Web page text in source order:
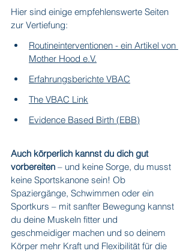
Hier sind einige empfehlenswerte Seiten
zur Vertiefung:
Routineinterventionen - ein Artikel von
Mother Hood e.V.
Erfahrungsberichte VBAC
The VBAC Link
Evidence Based Birth (EBB)
Auch körperlich kannst du dich gut
vorbereiten – und keine Sorge, du musst
keine Sportskanone sein! Ob
Spaziergänge, Schwimmen oder ein
Sportkurs – mit sanfter Bewegung kannst
du deine Muskeln fitter und
geschmeidiger machen und so deinem
Körper mehr Kraft und Flexibilität für die